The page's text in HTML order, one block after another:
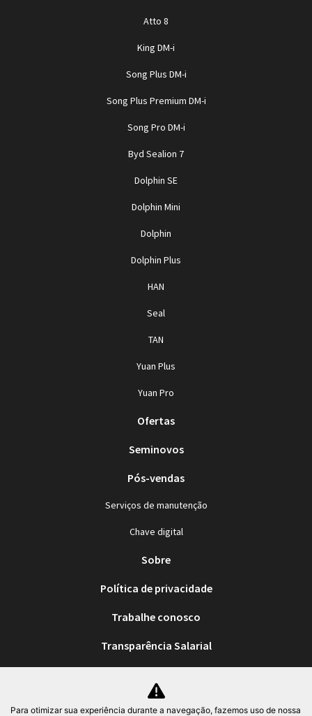
Atto 8
King DM-i
Song Plus DM-i
Song Plus Premium DM-i
Song Pro DM-i
Byd Sealion 7
Dolphin SE
Dolphin Mini
Dolphin
Dolphin Plus
HAN
Seal
TAN
Yuan Plus
Yuan Pro
Ofertas
Seminovos
Pós-vendas
Serviços de manutenção
Chave digital
Sobre
Política de privacidade
Trabalhe conosco
Transparência Salarial
No trânsito, enxergar o outro salva vidas.
Para otimizar sua experiência durante a navegação, fazemos uso de nossa